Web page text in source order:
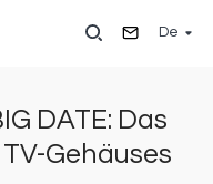
De
DATE: Das
Gehäuses